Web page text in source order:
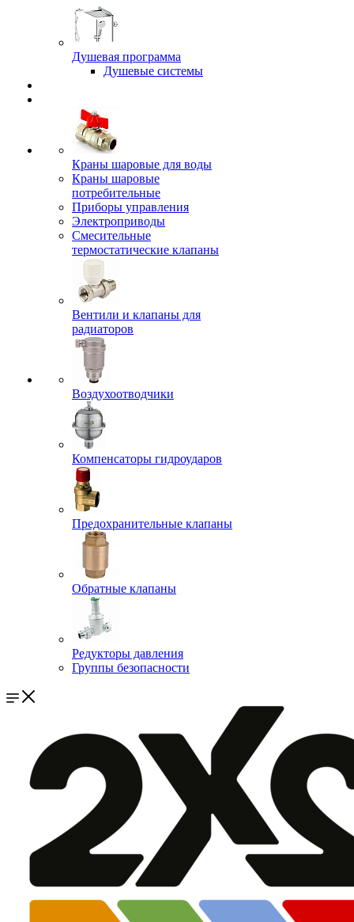
Душевая программа
Душевые системы
Краны шаровые для воды
Краны шаровые
потребительные
Приборы управления
Электроприводы
Смесительные
термостатические клапаны
Вентили и клапаны для
радиаторов
Воздухоотводчики
Компенсаторы гидроударов
Предохранительные клапаны
Обратные клапаны
Редукторы давления
Группы безопасности